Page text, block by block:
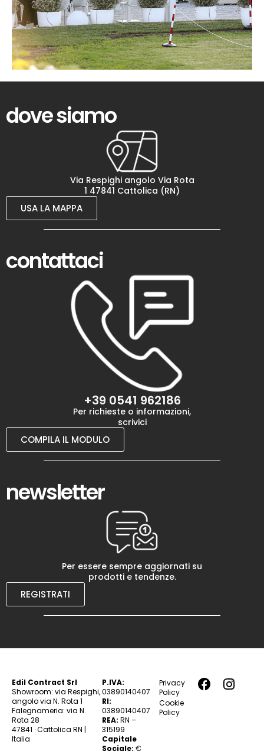
dove siamo
Via Respighi angolo Via Rota
1 47841 Cattolica (RN)
USA LA MAPPA
contattaci
+39 0541 962186
Per richieste o informazioni,
scrivici
COMPILA IL MODULO
newsletter
Per essere sempre aggiornati su
prodotti e tendenze.
REGISTRATI
Edil Contract Srl
Showroom: via Respighi,
angolo via N. Rota 1
Falegnameria: via N.
Rota 28
47841 · Cattolica RN |
Italia
P.IVA:
03890140407
RI:
03890140407
REA: RN –
315199
Capitale
Sociale: €
Privacy
Policy
Cookie
Policy